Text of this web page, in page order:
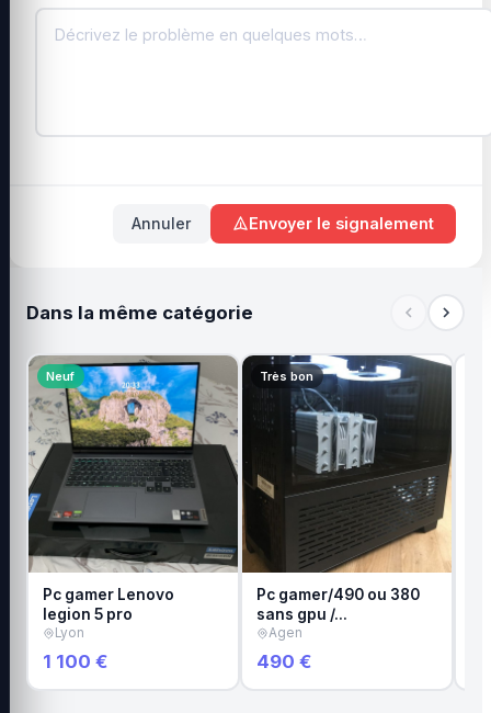
Annuler Envoyer le signalement
Dans la même catégorie
Neuf
Pc gamer Lenovo
legion 5 pro
Lyon
1 100 €
Très bon
Pc gamer/490 ou 380
sans gpu /…
Agen
490 €